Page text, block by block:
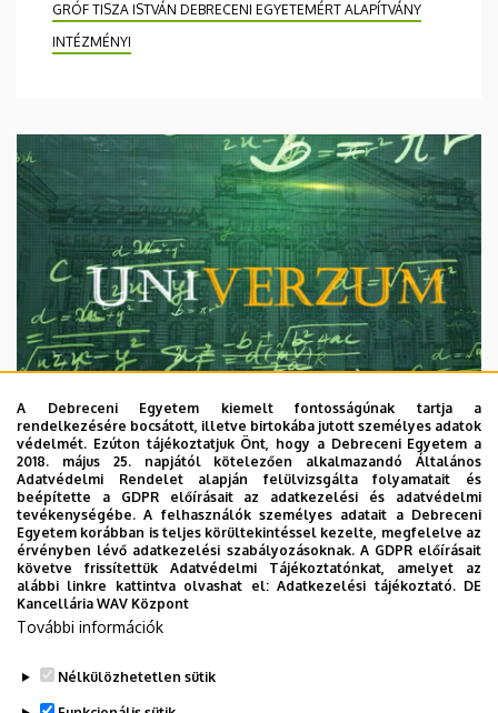
GRÓF TISZA ISTVÁN DEBRECENI EGYETEMÉRT ALAPÍTVÁNY
INTÉZMÉNYI
2026. augusztus 7.
Univerzum: A Debreceni Egyetem
titkos receptjei
KUTATÁS TUDOMÁNY
A Debreceni Egyetem kiemelt fontosságúnak tartja a
rendelkezésére bocsátott, illetve birtokába jutott személyes adatok
védelmét. Ezúton tájékoztatjuk Önt, hogy a Debreceni Egyetem a
2018. május 25. napjától kötelezően alkalmazandó Általános
Adatvédelmi Rendelet alapján felülvizsgálta folyamatait és
beépítette a GDPR előírásait az adatkezelési és adatvédelmi
tevékenységébe. A felhasználók személyes adatait a Debreceni
Egyetem korábban is teljes körültekintéssel kezelte, megfelelve az
érvényben lévő adatkezelési szabályozásoknak. A GDPR előírásait
követve frissítettük Adatvédelmi Tájékoztatónkat, amelyet az
alábbi linkre kattintva olvashat el:Adatkezelési tájékoztató. DE
Kancellária WAV Központ
További információk
Nélkülözhetetlen sütik